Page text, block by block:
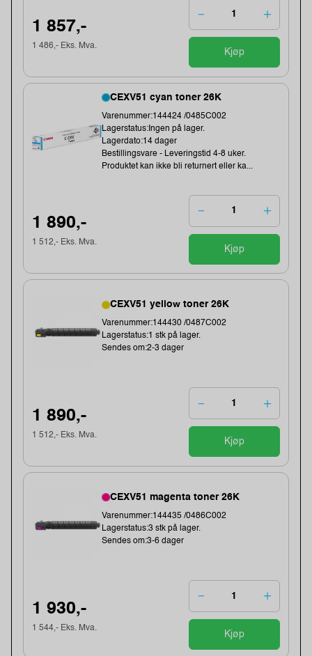
1 857,-
1 486,- Eks. Mva.
Kjøp
CEXV51 cyan toner 26K
Varenummer:144424 /0485C002
Lagerstatus:Ingen på lager.
Lagerdato:14 dager
Bestillingsvare - Leveringstid 4-8 uker.
Produktet kan ikke bli returnert eller ka...
1 890,-
1 512,- Eks. Mva.
Kjøp
CEXV51 yellow toner 26K
Varenummer:144430 /0487C002
Lagerstatus:1 stk på lager.
Sendes om:2-3 dager
1 890,-
1 512,- Eks. Mva.
Kjøp
CEXV51 magenta toner 26K
Varenummer:144435 /0486C002
Lagerstatus:3 stk på lager.
Sendes om:3-6 dager
1 930,-
1 544,- Eks. Mva.
Kjøp